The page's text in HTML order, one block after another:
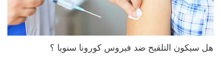
هل سيكون التلقيح ضد فيروس كورونا سنويا ؟